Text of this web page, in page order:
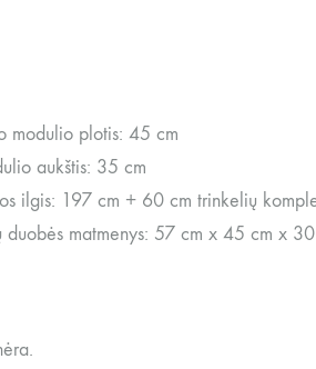
modulio plotis: 45 cm
aukštis: 35 cm
ilgis: 197 cm + 60 cm trinkelių
duobės matmenys: 57 cm x 45 cm x